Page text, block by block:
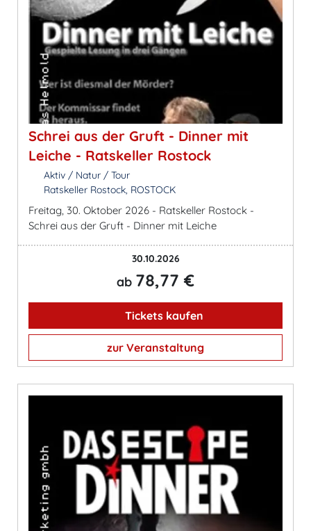
Schrei aus der Gruft - Dinner mit
Leiche - Ratskeller Rostock
Aktiv / Natur / Tour
Ratskeller Rostock, ROSTOCK
Freitag, 30. Oktober 2026 - Ratskeller Rostock -
Schrei aus der Gruft - Dinner mit Leiche
30.10.2026
ab 78,77 €
Tickets kaufen
zur Veranstaltung